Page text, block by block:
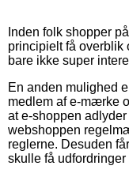
Inden folk shopper
principielt få overblik
bare ikke super
En anden mulighed
medlem af e-mærke
at e-shoppen
webshoppen
reglerne. Desuden
skulle få